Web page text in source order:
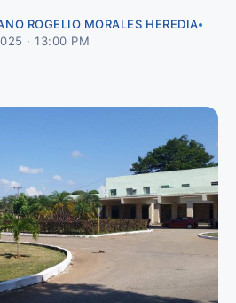
ROGELIO MORALES HEREDIA
· 13:00 PM